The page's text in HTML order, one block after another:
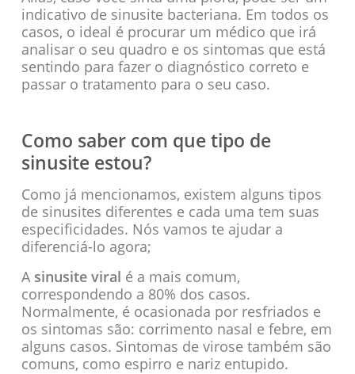
indicativo de sinusite bacteriana. Em todos os
casos, o ideal é procurar um médico que irá
analisar o seu quadro e os sintomas que está
sentindo para fazer o diagnóstico correto e
passar o tratamento para o seu caso.
Como saber com que tipo de
sinusite estou?
Como já mencionamos, existem alguns tipos
de sinusites diferentes e cada uma tem suas
especificidades. Nós vamos te ajudar a
diferenciá-lo agora;
A sinusite viral é a mais comum,
correspondendo a 80% dos casos.
Normalmente, é ocasionada por resfriados e
os sintomas são: corrimento nasal e febre, em
alguns casos. Sintomas de virose também são
comuns, como espirro e nariz entupido.